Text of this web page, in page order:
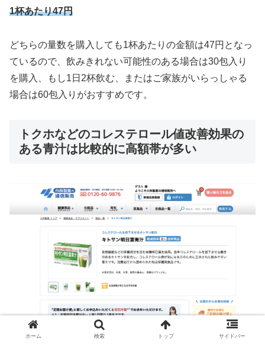
1杯あたり47円
どちらの量数を購入しても1杯あたりの金額は47円となっ
ているので、飲みきれない可能性のある場合は30包入り
を購入、もし1日2杯飲む、またはご家族がいらっしゃる
場合は60包入りがおすすめです。
トクホなどのコレステロール値改善効果の
ある青汁は比較的に高額帯が多い
ホーム 検索 トップ サイドバー